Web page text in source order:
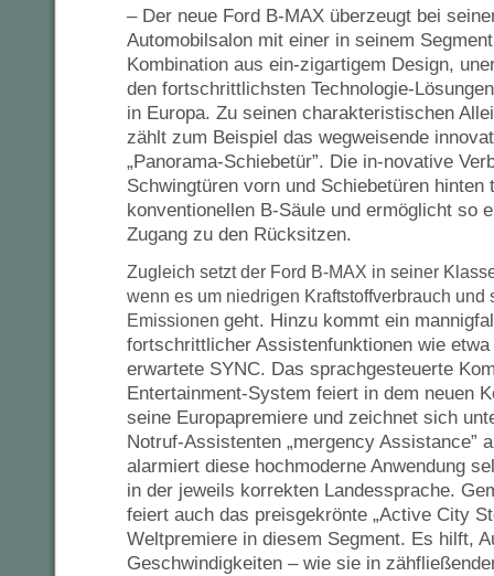
– Der neue Ford B-MAX überzeugt bei
Automobilsalon mit einer in seinem
Kombination aus ein-zigartigem Design,
den fortschrittlichsten Technologie-
in Europa. Zu seinen charakteristischen
zählt zum Beispiel das wegweisende
„Panorama-Schiebetür”. Die in-novative
Schwingtüren vorn und Schiebetüren
konventionellen B-Säule und ermöglicht so
Zugang zu den Rücksitzen.
Zugleich setzt der Ford B-MAX in seiner
wenn es um niedrigen Kraftstoffverbrauch und
Emissionen geht. Hinzu kommt ein
fortschrittlicher Assistenfunktionen wie
erwartete SYNC. Das sprachgesteuerte
Entertainment-System feiert in dem neuen
seine Europapremiere und zeichnet sich
Notruf-Assistenten „mergency Assistance”
alarmiert diese hochmoderne Anwendung
in der jeweils korrekten Landessprache.
feiert auch das preisgekrönte „Active City
Weltpremiere in diesem Segment. Es hilft,
Geschwindigkeiten – wie sie in